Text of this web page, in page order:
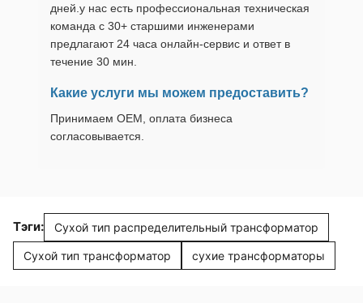
дней.у нас есть профессиональная техническая
команда с 30+ старшими инженерами
предлагают 24 часа онлайн-сервис и ответ в
течение 30 мин.
Какие услуги мы можем предоставить?
Принимаем OEM, оплата бизнеса
согласовывается.
Тэги: Сухой тип распределительный трансформатор
Сухой тип трансформатор сухие трансформаторы